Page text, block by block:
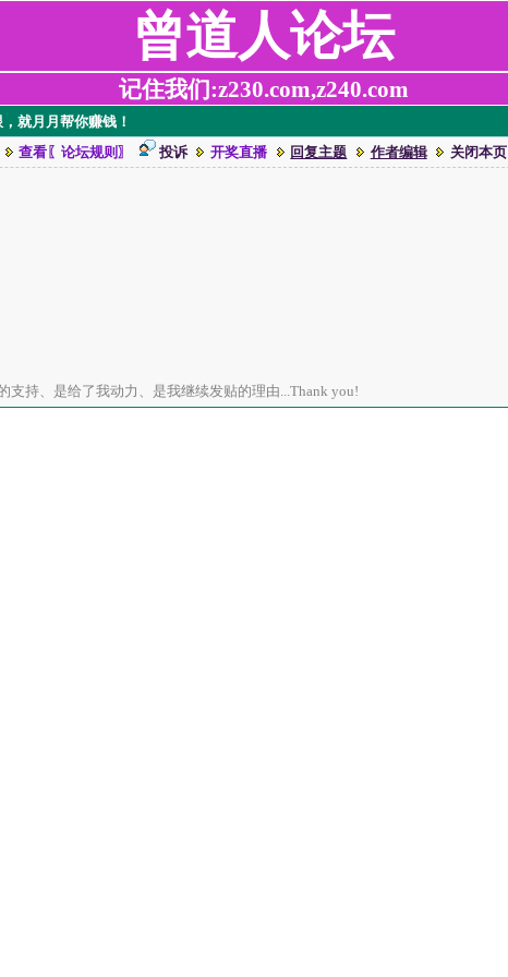
曾道人论坛
记住我们:z230.com,z240.com
就月月帮你赚钱！
查看〖论坛规则〗 投诉 开奖直播 回复主题 作者编辑 关闭本页
支持、是给了我动力、是我继续发贴的理由...Thank you!